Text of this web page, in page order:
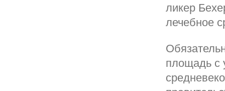
ликер
лечебное
площадь с